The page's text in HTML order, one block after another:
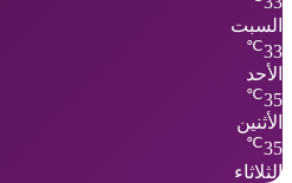
السبت
33
℃
الأحد
35
℃
الأثنين
35
℃
الثلاثاء